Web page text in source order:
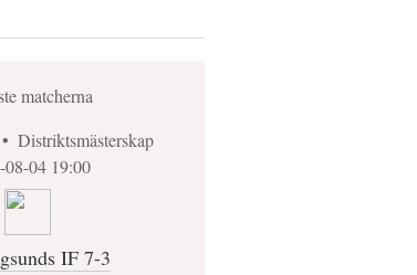
matcherna
• Distriktsmästerskap
08-04 19:00
IF 7-3